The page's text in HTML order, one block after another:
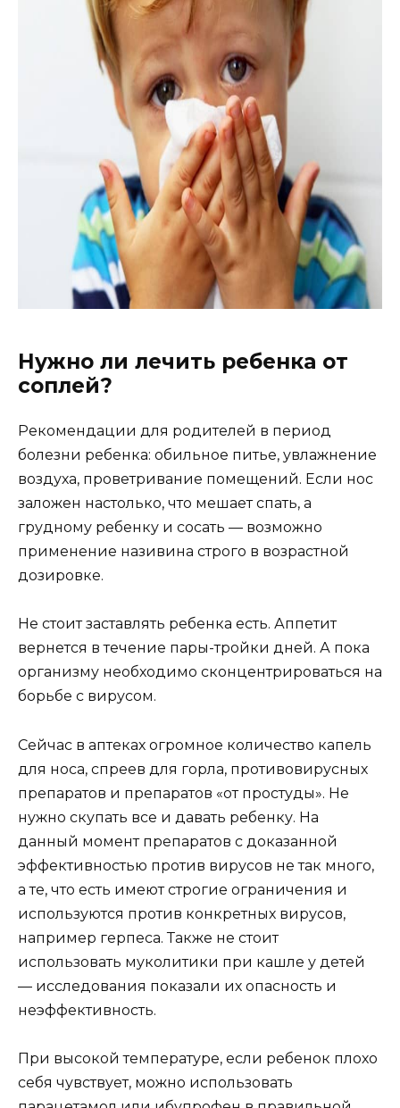
Нужно ли лечить ребенка от
соплей?
Рекомендации для родителей в период
болезни ребенка: обильное питье, увлажнение
воздуха, проветривание помещений. Если нос
заложен настолько, что мешает спать, а
грудному ребенку и сосать — возможно
применение називина строго в возрастной
дозировке.
Не стоит заставлять ребенка есть. Аппетит
вернется в течение пары-тройки дней. А пока
организму необходимо сконцентрироваться на
борьбе с вирусом.
Сейчас в аптеках огромное количество капель
для носа, спреев для горла, противовирусных
препаратов и препаратов «от простуды». Не
нужно скупать все и давать ребенку. На
данный момент препаратов с доказанной
эффективностью против вирусов не так много,
а те, что есть имеют строгие ограничения и
используются против конкретных вирусов,
например герпеса. Также не стоит
использовать муколитики при кашле у детей
— исследования показали их опасность и
неэффективность.
При высокой температуре, если ребенок плохо
себя чувствует, можно использовать